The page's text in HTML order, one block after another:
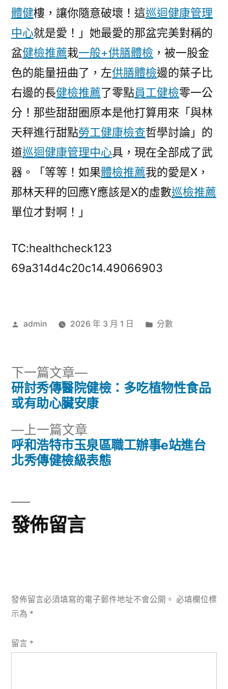
體健樓，讓你隨意破壞！這巡迴健康管理
中心就是愛！」她最愛的那盆完美對稱的
盆健檢推薦栽一般+供膳體檢 ，被一股金
色的能量扭曲了，左供膳體檢邊的葉子比
右邊的長健檢推薦了零點員工健檢零一公
分！那些甜甜圈原本是他打算用來「與林
天秤進行甜點勞工健康檢查哲學討論」的
道巡迴健康管理中心具，現在全部成了武
器。「等等！如果體檢推薦我的愛是X，
那林天秤的回應Y應該是X的虛數巡檢推薦
單位才對啊！」
TC:healthcheck123
69a314d4c20c14.49066903
作
admin 2026 年 3 月 1 日
分
分數
文
導
覽
上一篇文章
一
篇
呼和浩特市玉泉區職工辦事e站進台
北秀傳健檢級表態
下一篇文章
下
一
篇
研討秀傳醫院健檢：多吃植物性食品
或有助心臟安康
發佈留言
發佈留言必須填寫的電子郵件地址不會公開。 必填欄位標
示為 *
留言 *